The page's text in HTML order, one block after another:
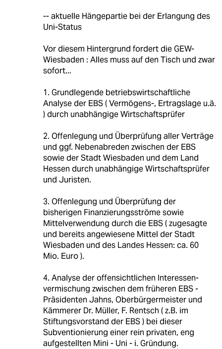
-- aktuelle Hängepartie bei der Erlangung des
Uni-Status
Vor diesem Hintergrund fordert die GEW-
Wiesbaden : Alles muss auf den Tisch und zwar
sofort...
1. Grundlegende betriebswirtschaftliche
Analyse der EBS ( Vermögens-, Ertragslage u.ä.
) durch unabhängige Wirtschaftsprüfer
2. Offenlegung und Überprüfung aller Verträge
und ggf. Nebenabreden zwischen der EBS
sowie der Stadt Wiesbaden und dem Land
Hessen durch unabhängige Wirtschaftsprüfer
und Juristen.
3. Offenlegung und Überprüfung der
bisherigen Finanzierungsströme sowie
Mittelverwendung durch die EBS ( zugesagte
und bereits angewiesene Mittel der Stadt
Wiesbaden und des Landes Hessen: ca. 60
Mio. Euro ).
4. Analyse der offensichtlichen Interessen-
vermischung zwischen dem früheren EBS -
Präsidenten Jahns, Oberbürgermeister und
Kämmerer Dr. Müller, F. Rentsch ( z.B. im
Stiftungsvorstand der EBS ) bei dieser
Subventionierung einer rein privaten, eng
aufgestellten Mini - Uni - i. Gründung.